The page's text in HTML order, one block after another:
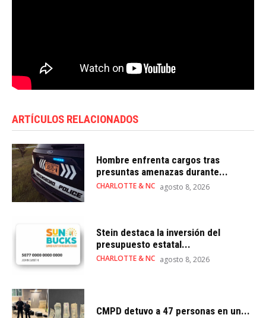
ARTÍCULOS RELACIONADOS
Hombre enfrenta cargos tras
presuntas amenazas durante...
CHARLOTTE & NC agosto 8, 2026
Stein destaca la inversión del
presupuesto estatal...
CHARLOTTE & NC agosto 8, 2026
CMPD detuvo a 47 personas en un...